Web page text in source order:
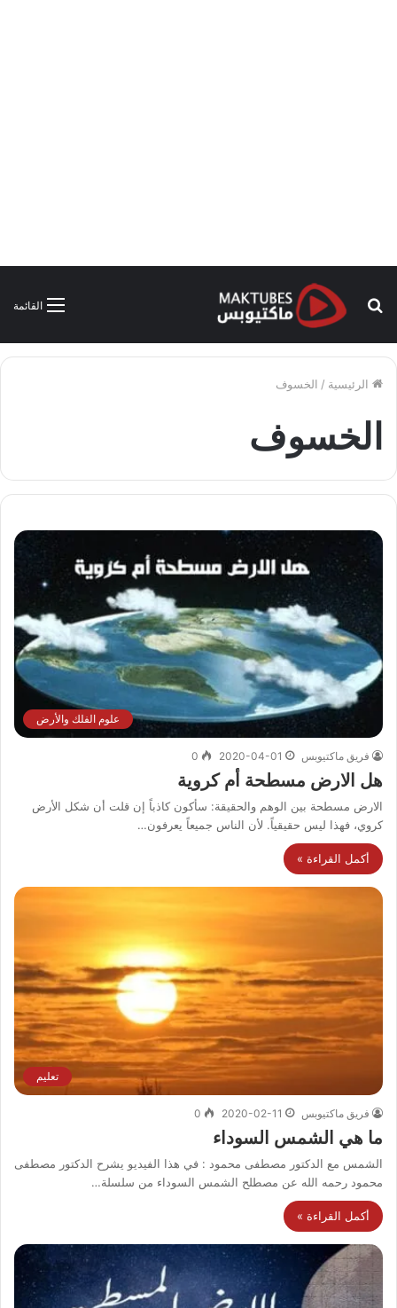
القائمة
بحث
الرئيسية / الخسوف
الخسوف
علوم الفلك والأرض
فريق ماكتيوبس 2020-04-01
0
هل الارض مسطحة أم كروية
الارض مسطحة بين الوهم والحقيقة: سأكون كاذباً إن قلت أن شكل الأرض
كروي، فهذا ليس حقيقياً. لأن الناس جميعاً يعرفون…
أكمل القراءة »
تعليم
فريق ماكتيوبس 2020-02-11
0
ما هي الشمس السوداء
الشمس مع الدكتور مصطفى محمود : في هذا الفيديو يشرح الدكتور مصطفى
محمود رحمه الله عن مصطلح الشمس السوداء من سلسلة…
أكمل القراءة »